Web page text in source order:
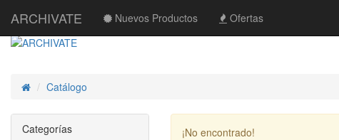
ARCHIVATE Nuevos Productos Ofertas
InicioCatálogo
¡No encontrado!
Categorías